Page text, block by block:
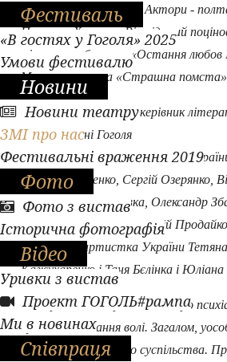
Фестиваль
«В гостях у Гоголя» 2025
Умови фестивалю
Новини
Новини театру
ЗМІ про нас
Фестивальні враження 2019
Фото
Фото з вистав
Історична фотографія
Відео
Уривки з вистав
Проект ГОГОЛЬ#рампа
Ми в новинах
Співпраця
у театрі імені Гоголя. Актори -
Павлюк з Херсона. Він відомий
міста за роботами «Остання
Маргарита», та «Страшна
Ольга Коваленко, керівник
театру імені Гоголя
«Актори заслужений артист
Тимофій Зінченко, Сергій Озерянко,
- Олександр Бородавка, Олександр
уже теж знані - це Генадій
заслужена артистка України
Кажухаренко і Таня Бєлінка і
Трагікомедія розповідає про
бунт та бажання волі. Загалом,
людини проти всього суспільства.